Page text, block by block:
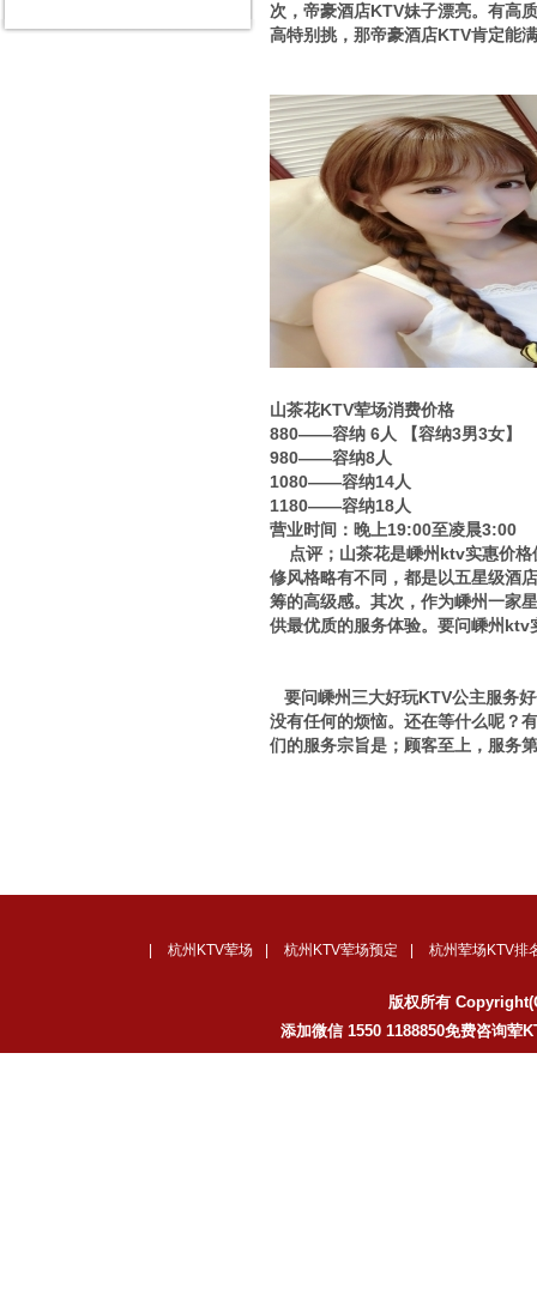
次，帝豪酒店KTV妹子漂亮。有高
高特别挑，那帝豪酒店KTV肯定能
山茶花KTV荤场消费价格
880——容纳 6人 【容纳3男3女】
980——容纳8人
1080——容纳14人
1180——容纳18人
营业时间：晚上19:00至凌晨3:00
点评；山茶花是嵊州ktv实惠价格
修风格略有不同，都是以五星级酒
筹的高级感。其次，作为嵊州一家
供最优质的服务体验。要问嵊州ktv
要问嵊州三大好玩KTV公主服务
没有任何的烦恼。还在等什么呢？
们的服务宗旨是；顾客至上，服务
杭州KTV荤场 杭州KTV荤场预定 杭州荤场KTV排
版权所有
添加微信 1550 1188850免费咨询荤